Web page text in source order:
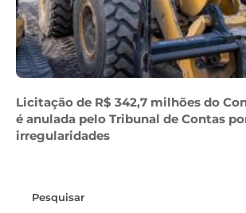
Licitação de R$ 342,7 milhões do
é anulada pelo Tribunal de Contas
irregularidades
Pesquisar